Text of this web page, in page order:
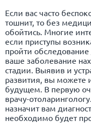
Если вас часто
тошнит, то без
обойтись. Многие
если приступы
пройти
ваше заболевание
стадии. Выявив и
развития, вы можете
будущем. В первую
врачу-
назначит вам
необходимо будет